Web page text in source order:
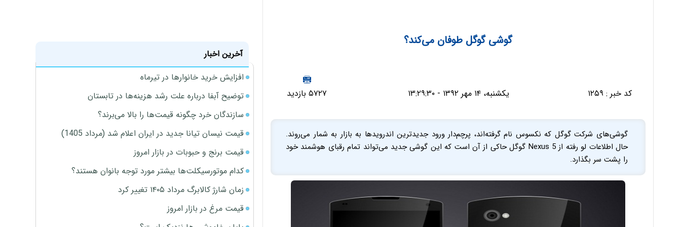
گوشی گوگل طوفان می‌کند؟
کد خبر : ۱۲۵۹ یکشنبه، ۱۴ مهر ۱۳۹۲ - ۱۳:۲۹:۳۰ ۵۷۲۷ بازدید
گوشی‌های شرکت گوگل که نکسوس نام گرفته‌اند، پرچم‌دار ورود جدید‌ترین اندروید‌ها به بازار به شمار می‌روند.
حال اطلاعات لو رفته از Nexus 5 گوگل حاکی از آن است که این گوشی جدید می‌تواند تمام رقبای هوشمند خود
را پشت سر بگذارد.
آخرین اخبار
افزایش خرید خانوارها در تیرماه
توضیح آبفا درباره علت رشد هزینه‌ها در تابستان
سازندگان خرد چگونه قیمت‌ها را بالا می‌برند؟
قیمت نیسان تیانا جدید در ایران اعلام شد (مرداد 1405)
قیمت برنج و حبوبات در بازار امروز
کدام موتورسیکلت‌ها بیشتر مورد توجه بانوان هستند؟
زمان شارژ کالابرگ مرداد ۱۴۰۵ تغییر کرد
قیمت مرغ در بازار امروز